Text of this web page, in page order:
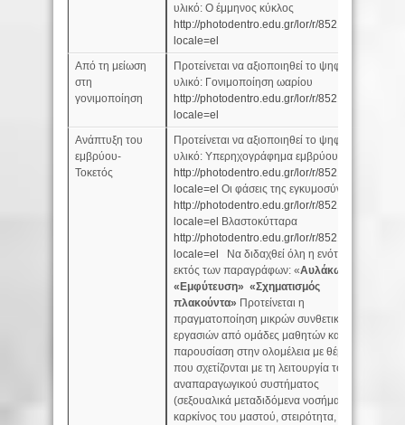
υλικό: Ο έμμηνος κύκλος
http://photodentro.edu.gr/lor/r/8521/609?
locale=el
Από τη μείωση
στη
γονιμοποίηση
Προτείνεται να αξιοποιηθεί το ψηφιακό
υλικό: Γονιμοποίηση ωαρίου
http://photodentro.edu.gr/lor/r/8521/1303?
locale=el
Ανάπτυξη του
εμβρύου-
Τοκετός
Προτείνεται να αξιοποιηθεί το ψηφιακό
υλικό: Υπερηχογράφημα εμβρύου
http://photodentro.edu.gr/lor/r/8521/6326?
locale=el Οι φάσεις της εγκυμοσύνης
http://photodentro.edu.gr/lor/r/8521/4890?
locale=el Βλαστοκύτταρα
http://photodentro.edu.gr/lor/r/8521/548?
locale=el Nα διδαχθεί όλη η ενότητα
εκτός των παραγράφων: «Αυλάκωση»
«Εμφύτευση» «Σχηματισμός
πλακούντα» Προτείνεται η
πραγματοποίηση μικρών συνθετικών
εργασιών από ομάδες μαθητών και
παρουσίαση στην ολομέλεια με θέματα
που σχετίζονται με τη λειτουργία του
αναπαραγωγικού συστήματος
(σεξουαλικά μεταδιδόμενα νοσήματα,
καρκίνος του μαστού, στειρότητα,